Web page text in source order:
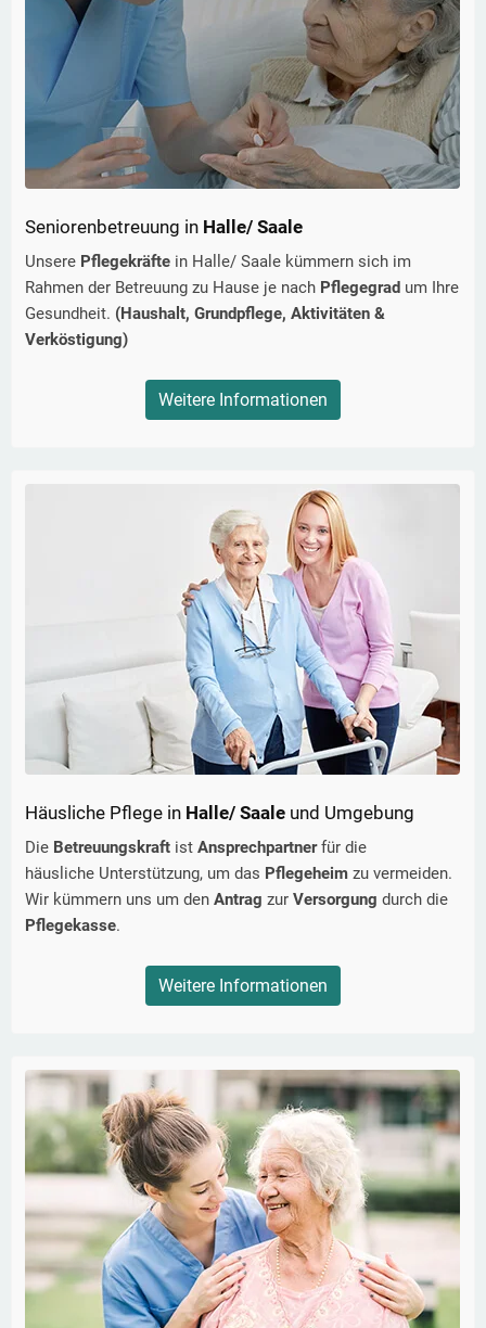
Seniorenbetreuung in Halle/ Saale
Unsere Pflegekräfte in Halle/ Saale kümmern sich im
Rahmen der Betreuung zu Hause je nach Pflegegrad um Ihre
Gesundheit. (Haushalt, Grundpflege, Aktivitäten &
Verköstigung)
Weitere Informationen
Häusliche Pflege in Halle/ Saale und Umgebung
Die Betreuungskraft ist Ansprechpartnerfür die
häusliche Unterstützung, um das Pflegeheim zu vermeiden.
Wir kümmern uns um den Antrag zur Versorgung durch die
Pflegekasse.
Weitere Informationen